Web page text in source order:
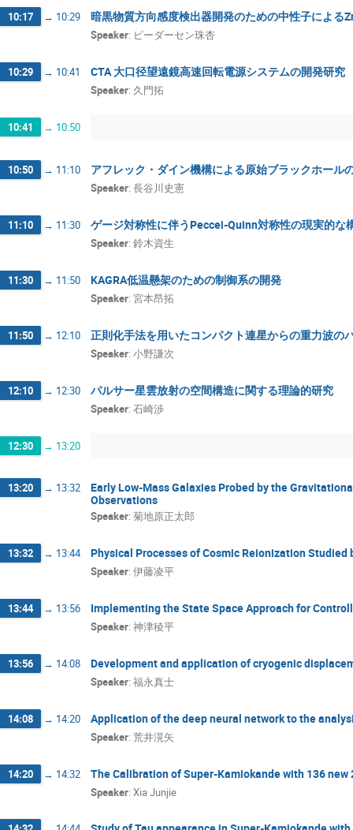
10:17 → 10:29 暗黒物質方向感度検出器開発のための中性子による
Speaker: ピーダーセン珠杏
10:29 → 10:41 CTA 大口径望遠鏡高速回転電源システムの開発研究
Speaker: 久門拓
10:41 → 10:50
10:50 → 11:10 アフレック・ダイン機構による原始ブラックホール
Speaker: 長谷川史憲
11:10 → 11:30 ゲージ対称性に伴うPeccei-Quinn対称性の現実的な
Speaker: 鈴木資生
11:30 → 11:50 KAGRA低温懸架のための制御系の開発
Speaker: 宮本昂拓
11:50 → 12:10 正則化手法を用いたコンパクト連星からの重力波の
Speaker: 小野謙次
12:10 → 12:30 パルサー星雲放射の空間構造に関する理論的研究
Speaker: 石崎渉
12:30 → 13:20
13:20 → 13:32
Early Low-Mass Galaxies Probed by the
Observations
Speaker: 菊地原正太郎
13:32 → 13:44 Physical Processes of Cosmic Reionization
Speaker: 伊藤凌平
13:44 → 13:56 Implementing the State Space Approach for
Speaker: 神津稜平
13:56 → 14:08 Development and application of cryogenic
Speaker: 福永真士
14:08 → 14:20 Application of the deep neural network to the
Speaker: 荒井滉矢
14:20 → 14:32 The Calibration of Super-Kamiokande with 136
Speaker: Xia Junjie